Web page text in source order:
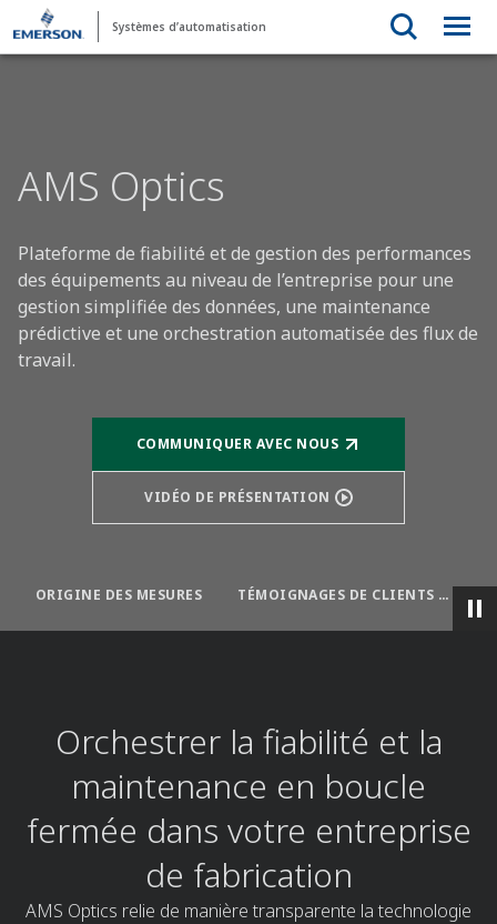
Systèmes d’automatisation
AMS Optics
Plateforme de fiabilité et de gestion des performances
des équipements au niveau de l’entreprise pour une
gestion simplifiée des données, une maintenance
prédictive et une orchestration automatisée des flux de
travail.
COMMUNIQUER AVEC NOUS
VIDÉO DE PRÉSENTATION
ORIGINE DES MESURES TÉMOIGNAGES DE CLIENTS ET ARTICLES
Orchestrer la fiabilité et la
maintenance en boucle
fermée dans votre entreprise
de fabrication
AMS Optics relie de manière transparente la technologie